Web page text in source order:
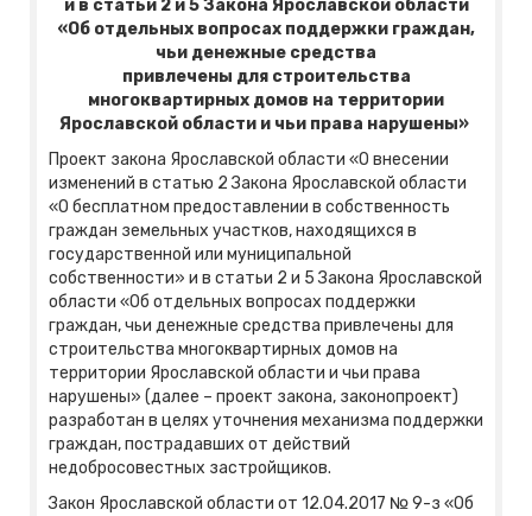
и в статьи 2 и 5 Закона Ярославской области
«Об отдельных вопросах поддержки граждан,
чьи денежные средства
привлечены для строительства
многоквартирных домов на территории
Ярославской области и чьи права нарушены»
Проект закона Ярославской области «О внесении
изменений в статью 2 Закона Ярославской области
«О бесплатном предоставлении в собственность
граждан земельных участков, находящихся в
государственной или муниципальной
собственности» и в статьи 2 и 5 Закона Ярославской
области «Об отдельных вопросах поддержки
граждан, чьи денежные средства привлечены для
строительства многоквартирных домов на
территории Ярославской области и чьи права
нарушены» (далее – проект закона, законопроект)
разработан в целях уточнения механизма поддержки
граждан, пострадавших от действий
недобросовестных застройщиков.
Закон Ярославской области от 12.04.2017 № 9-з «Об